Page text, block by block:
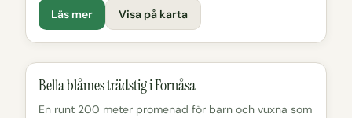
Läs mer Visa på karta
Bella blåmes trädstig i Fornåsa
En runt 200 meter promenad för barn och vuxna som